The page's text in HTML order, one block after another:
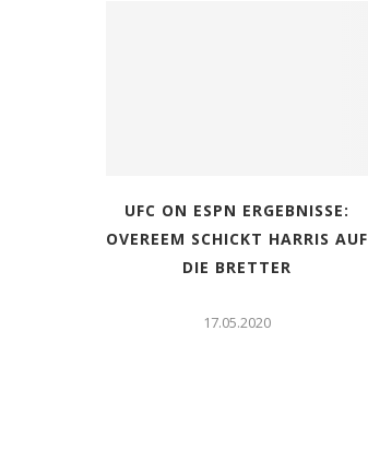
UFC ON ESPN ERGEBNISSE:
OVEREEM SCHICKT HARRIS AUF
DIE BRETTER
17.05.2020